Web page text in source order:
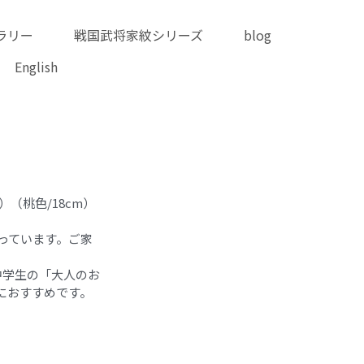
リー 戦国武将家紋シリーズ
blog
English
桃色/18cm）
ています。ご家
生の「大人のお
すすめです。